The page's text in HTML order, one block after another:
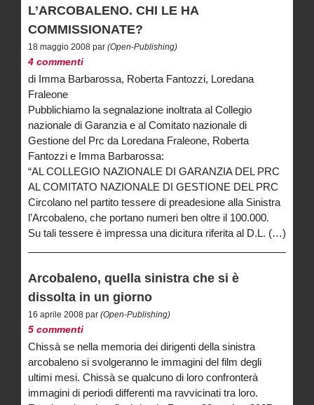
L’ARCOBALENO. CHI LE HA
COMMISSIONATE?
18 maggio 2008 par (Open-Publishing)
4 commenti
di Imma Barbarossa, Roberta Fantozzi, Loredana
Fraleone
Pubblichiamo la segnalazione inoltrata al Collegio
nazionale di Garanzia e al Comitato nazionale di
Gestione del Prc da Loredana Fraleone, Roberta
Fantozzi e Imma Barbarossa:
“AL COLLEGIO NAZIONALE DI GARANZIA DEL PRC
AL COMITATO NAZIONALE DI GESTIONE DEL PRC
Circolano nel partito tessere di preadesione alla Sinistra
l’Arcobaleno, che portano numeri ben oltre il 100.000.
Su tali tessere è impressa una dicitura riferita al D.L. (…)
Arcobaleno, quella sinistra che si è
dissolta in un giorno
16 aprile 2008 par (Open-Publishing)
5 commenti
Chissà se nella memoria dei dirigenti della sinistra
arcobaleno si svolgeranno le immagini del film degli
ultimi mesi. Chissà se qualcuno di loro confronterà
immagini di periodi differenti ma ravvicinati tra loro.